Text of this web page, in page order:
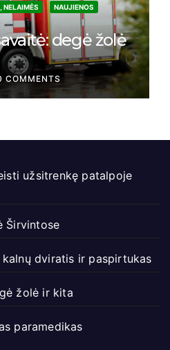
NELAIMĖS
NAUJIENOS
degė žolė
COMMENTS
užsitrenkę patalpoje
Širvintose
dviratis ir paspirtukas
žolė ir kita
paramedikas